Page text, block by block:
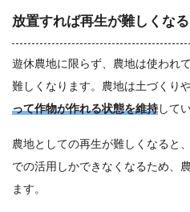
放置すれば再生が難しくなる
遊休農地に限らず、農地は使われ
難しくなります。農地は土づくりや
って作物が作れる状態を維持して
農地としての再生が難しくなると
での活用しかできなくなるため、
ます。